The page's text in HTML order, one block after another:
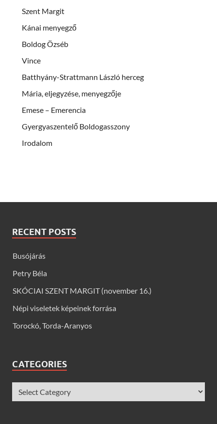
Szent Margit
Kánai menyegző
Boldog Özséb
Vince
Batthyány-Strattmann László herceg
Mária, eljegyzése, menyegzője
Emese – Emerencia
Gyergyaszentelő Boldogasszony
Irodalom
RECENT POSTS
Busójárás
Petry Béla
SKÓCIAI SZENT MARGIT (november 16.)
Népi viseletek képeinek forrása
Torockó, Torda-Aranyos
CATEGORIES